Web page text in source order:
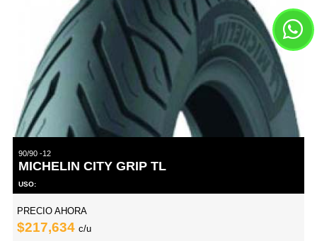
90/90 -12
MICHELIN CITY GRIP TL
USO:
PRECIO AHORA
$217,634 c/u